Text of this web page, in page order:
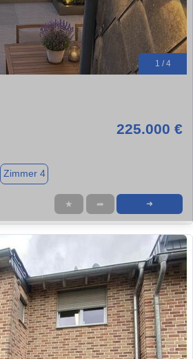
1 / 4
225.000 €
Zimmer 4
★ ➦ ➜